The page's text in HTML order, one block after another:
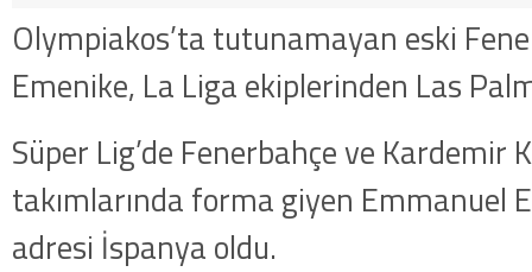
Olympiakos’ta tutunamayan eski
Emenike, La Liga ekiplerinden Las
Süper Lig’de Fenerbahçe ve Kardemir
takımlarında forma giyen Emmanuel
adresi İspanya oldu.